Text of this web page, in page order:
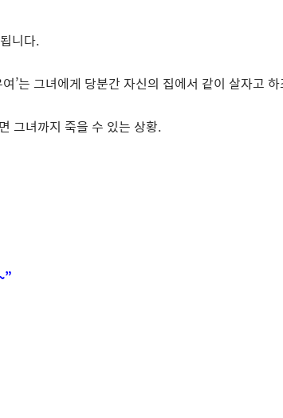
니다.
’는 그녀에게 당분간 자신의 집에서 같이 살자고
그녀까지 죽을 수 있는 상황.